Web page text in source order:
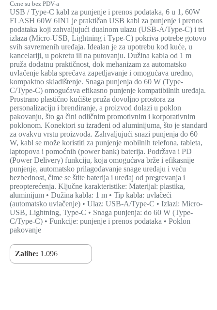
Cene su bez PDV-a
USB / Type-C kabl za punjenje i prenos podataka, 6 u 1, 60W
FLASH 60W 6IN1 je praktičan USB kabl za punjenje i prenos
podataka koji zahvaljujući dualnom ulazu (USB-A/Type-C) i tri
izlaza (Micro-USB, Lightning i Type-C) pokriva potrebe gotovo
svih savremenih uređaja. Idealan je za upotrebu kod kuće, u
kancelariji, u pokretu ili na putovanju. Dužina kabla od 1 m
pruža dodatnu praktičnost, dok mehanizam za automatsko
uvlačenje kabla sprečava zapetljavanje i omogućava uredno,
kompaktno skladištenje. Snaga punjenja do 60 W (Type-
C/Type-C) omogućava efikasno punjenje kompatibilnih uređaja.
Prostrano plastično kućište pruža dovoljno prostora za
personalizaciju i brendiranje, a proizvod dolazi u poklon
pakovanju, što ga čini odličnim promotivnim i korporativnim
poklonom. Konektori su izrađeni od aluminijuma, što je standard
za ovakvu vrstu proizvoda. Zahvaljujući snazi punjenja do 60
W, kabl se može koristiti za punjenje mobilnih telefona, tableta,
laptopova i pomoćnih (power bank) baterija. Podržava i PD
(Power Delivery) funkciju, koja omogućava brže i efikasnije
punjenje, automatsko prilagođavanje snage uređaju i veću
bezbednost, čime se štite baterija i uređaj od pregrevanja i
preopterećenja. Ključne karakteristike: Materijal: plastika,
aluminijum • Dužina kabla: 1 m • Tip kabla: uvlačeći
(automatsko uvlačenje) • Ulaz: USB-A/Type-C • Izlazi: Micro-
USB, Lightning, Type-C • Snaga punjenja: do 60 W (Type-
C/Type-C) • Funkcije: punjenje i prenos podataka • Poklon
pakovanje
Zalihe: 1.096